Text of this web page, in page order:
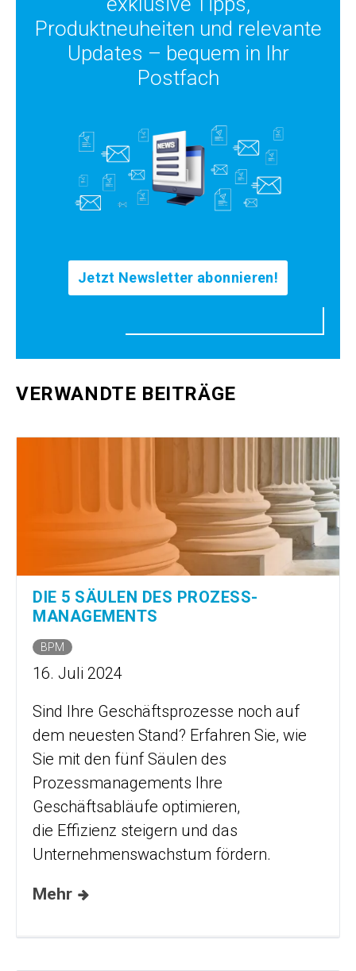
Produktneuheiten und relevante
Updates – bequem in Ihr
Postfach
Jetzt Newsletter abonnieren!
VERWANDTE BEITRÄGE
DIE 5 SÄULEN DES PROZESS­
MANAGEMENTS
BPM
16. Juli 2024
Sind Ihre Geschäftsprozesse noch auf
dem neuesten Stand? Erfahren Sie, wie
Sie mit den fünf Säulen des
Prozessmanagements Ihre
Geschäftsabläufe optimieren,
die Effizienz steigern und das
Unternehmenswachstum fördern.
Mehr